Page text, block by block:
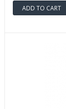
ADD TO CART